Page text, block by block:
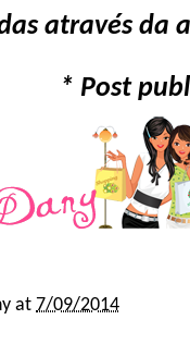
através da
* Post
at 7/09/2014